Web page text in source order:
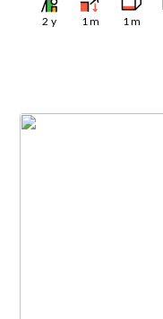
2 y 1m 1m